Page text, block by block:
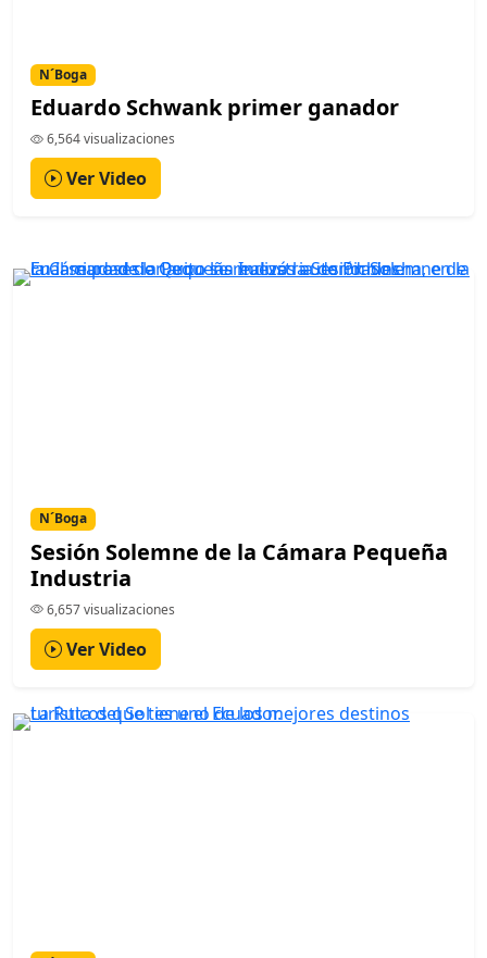
N´Boga
Eduardo Schwank primer ganador
6,564 visualizaciones
Ver Video
N´Boga
Sesión Solemne de la Cámara Pequeña
Industria
6,657 visualizaciones
Ver Video